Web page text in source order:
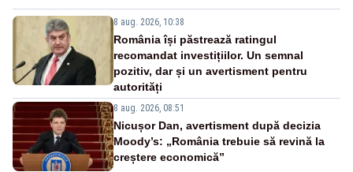
8 aug. 2026, 10:38
România își păstrează ratingul
recomandat investițiilor. Un semnal
pozitiv, dar și un avertisment pentru
autorități
8 aug. 2026, 08:51
Nicușor Dan, avertisment după decizia
Moody’s: „România trebuie să revină la
creștere economică”